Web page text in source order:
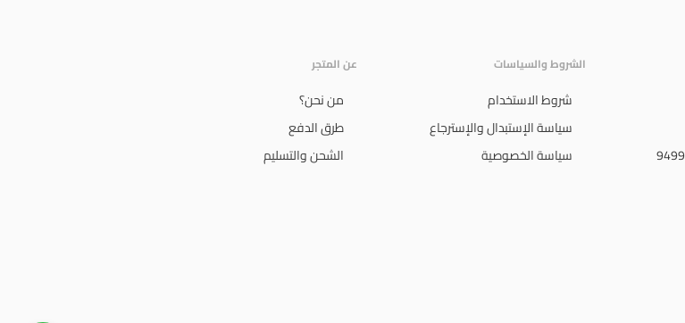
الشروط والسياسات
شروط الاستخدام
سياسة الإستبدال والإسترجاع
سياسة الخصوصية
عن المتجر
من نحن؟
طرق الدفع
الشحن والتسليم